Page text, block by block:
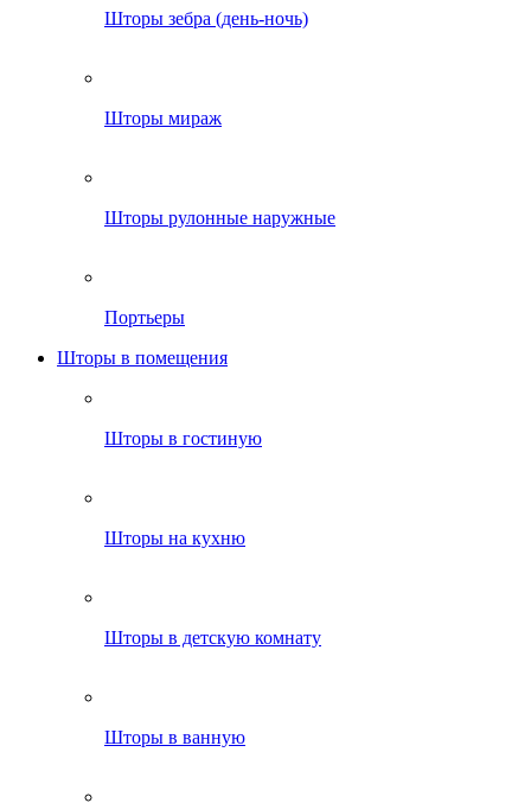
Шторы зебра (день-ночь)
Шторы мираж
Шторы рулонные наружные
Портьеры
Шторы в помещения
Шторы в гостиную
Шторы на кухню
Шторы в детскую комнату
Шторы в ванную